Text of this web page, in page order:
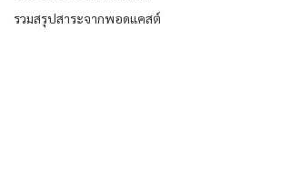
รวมสรุปสาระจากพอดแคสต์